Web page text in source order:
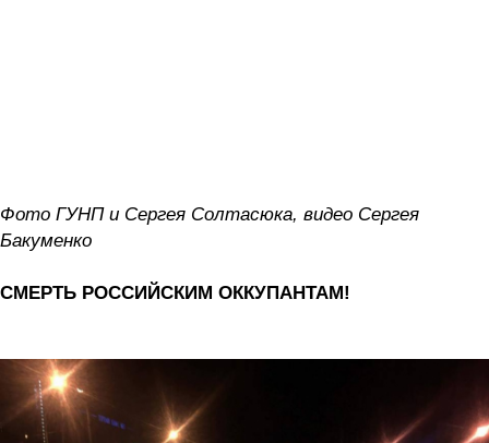
Фото ГУНП и Сергея Солтасюка, видео Сергея
Бакуменко
СМЕРТЬ РОССИЙСКИМ ОККУПАНТАМ!